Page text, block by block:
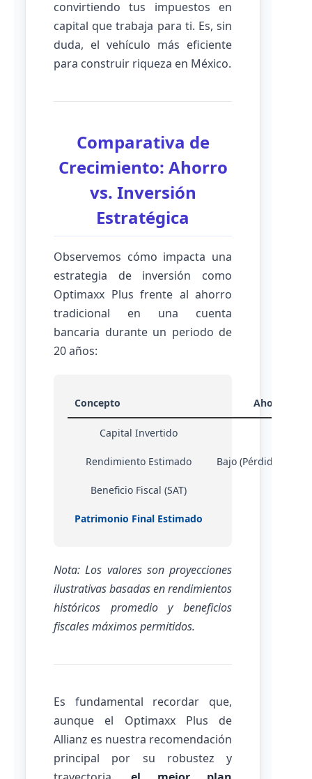
convirtiendo tus impuestos en
capital que trabaja para ti. Es, sin
duda, el vehículo más eficiente
para construir riqueza en México.
Comparativa de
Crecimiento: Ahorro
vs. Inversión
Estratégica
Observemos cómo impacta una
estrategia de inversión como
Optimaxx Plus frente al ahorro
tradicional en una cuenta
bancaria durante un periodo de
20 años:
Concepto Ahorro
Capital Invertido
Rendimiento Estimado Bajo (Pérdida por
Beneficio Fiscal (SAT)
Patrimonio Final Estimado
Nota: Los valores son proyecciones
ilustrativas basadas en rendimientos
históricos promedio y beneficios
fiscales máximos permitidos.
Es fundamental recordar que,
aunque el Optimaxx Plus de
Allianz es nuestra recomendación
principal por su robustez y